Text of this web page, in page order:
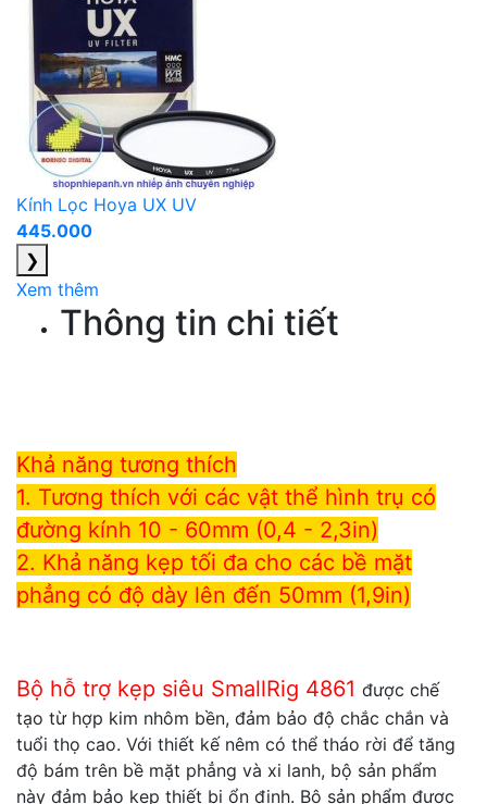
Kính Lọc Hoya UX UV
445.000
❯
Xem thêm
Thông tin chi tiết
Khả năng tương thích
1. Tương thích với các vật thể hình trụ có
đường kính 10 - 60mm (0,4 - 2,3in)
2. Khả năng kẹp tối đa cho các bề mặt
phẳng có độ dày lên đến 50mm (1,9in)
Bộ hỗ trợ kẹp siêu SmallRig 4861 được chế
tạo từ hợp kim nhôm bền, đảm bảo độ chắc chắn và
tuổi thọ cao. Với thiết kế nêm có thể tháo rời để tăng
độ bám trên bề mặt phẳng và xi lanh, bộ sản phẩm
này đảm bảo kẹp thiết bị ổn định. Bộ sản phẩm được